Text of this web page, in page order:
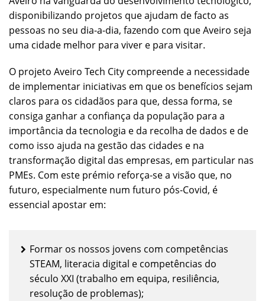
disponibilizando projetos que ajudam de facto as
pessoas no seu dia-a-dia, fazendo com que Aveiro seja
uma cidade melhor para viver e para visitar.
O projeto Aveiro Tech City compreende a necessidade
de implementar iniciativas em que os benefícios sejam
claros para os cidadãos para que, dessa forma, se
consiga ganhar a confiança da população para a
importância da tecnologia e da recolha de dados e de
como isso ajuda na gestão das cidades e na
transformação digital das empresas, em particular nas
PMEs. Com este prémio reforça-se a visão que, no
futuro, especialmente num futuro pós-Covid, é
essencial apostar em:
Formar os nossos jovens com competências
STEAM, literacia digital e competências do
século XXI (trabalho em equipa, resiliência,
resolução de problemas);